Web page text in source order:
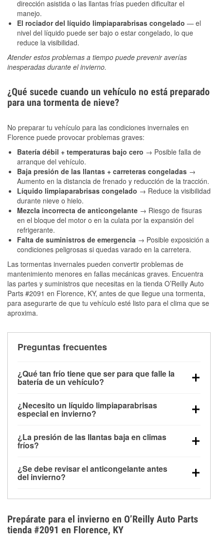
dirección asistida o las llantas frías pueden dificultar el
manejo.
El rociador del líquido limpiaparabrisas congelado — el
nivel del líquido puede ser bajo o estar congelado, lo que
reduce la visibilidad.
Atender estos problemas a tiempo puede prevenir averías
inesperadas durante el invierno.
¿Qué sucede cuando un vehículo no está preparado
para una tormenta de nieve?
No preparar tu vehículo para las condiciones invernales en
Florence puede provocar problemas graves:
Batería débil + temperaturas bajo cero → Posible falla de
arranque del vehículo.
Baja presión de las llantas + carreteras congeladas →
Aumento en la distancia de frenado y reducción de la tracción.
Líquido limpiaparabrisas congelado → Reduce la visibilidad
durante nieve o hielo.
Mezcla incorrecta de anticongelante → Riesgo de fisuras
en el bloque del motor o en la culata por la expansión del
refrigerante.
Falta de suministros de emergencia → Posible exposición a
condiciones peligrosas si quedas varado en la carretera.
Las tormentas invernales pueden convertir problemas de
mantenimiento menores en fallas mecánicas graves. Encuentra
las partes y suministros que necesitas en la tienda O’Reilly Auto
Parts #2091 en Florence, KY, antes de que llegue una tormenta,
para asegurarte de que tu vehículo esté listo para el clima que se
aproxima.
Preguntas frecuentes
¿Qué tan frío tiene que ser para que falle la
batería de un vehículo?
debajo de los 32 °F y puede perder hasta la mitad de
su potencia de arranque cerca de los 0 °F, lo que
arranque.
¿Necesito un líquido limpiaparabrisas
especial en invierno?
la congelación y ayuda a disolver la sal y la nieve
derretida en la carretera para mejorar la visibilidad.
¿La presión de las llantas baja en climas
fríos?
alrededor de 1 PSI por cada 10 °F que baja la
temperatura. Puedes obtener más información sobre
¿Se debe revisar el anticongelante antes
del invierno?
el sobrecalentamiento en condiciones de frío
extremo. Aprende cómo comprobar la protección
anticongelante en nuestra sección How-To.
Prepárate para el invierno en O’Reilly Auto Parts
tienda #2091 en Florence, KY